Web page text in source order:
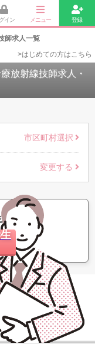
イン メニュー 登録
師求人一覧
>はじめての方はこちら
放射線技師求人・
市区町村選択
変更する
う
りました
次の30件 >>